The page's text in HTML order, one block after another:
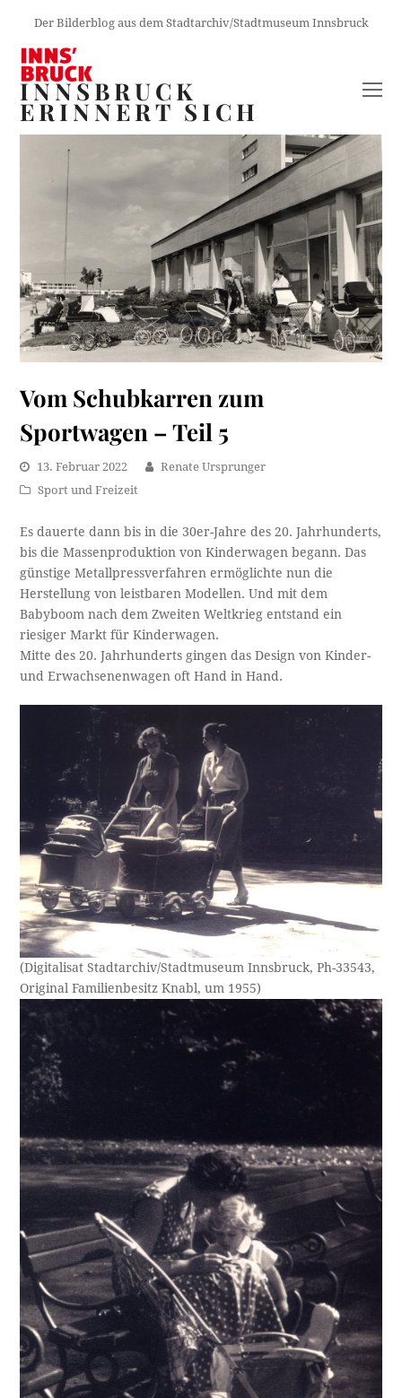
Der Bilderblog aus dem Stadtarchiv/Stadtmuseum Innsbruck
INNSBRUCK
ERINNERT SICH
Vom Schubkarren zum
Sportwagen – Teil 5
13. Februar 2022
Renate Ursprunger
Sport und Freizeit
Es dauerte dann bis in die 30er-Jahre des 20. Jahrhunderts,
bis die Massenproduktion von Kinderwagen begann. Das
günstige Metallpressverfahren ermöglichte nun die
Herstellung von leistbaren Modellen. Und mit dem
Babyboom nach dem Zweiten Weltkrieg entstand ein
riesiger Markt für Kinderwagen.
Mitte des 20. Jahrhunderts gingen das Design von Kinder-
und Erwachsenenwagen oft Hand in Hand.
(Digitalisat Stadtarchiv/Stadtmuseum Innsbruck, Ph-33543,
Original Familienbesitz Knabl, um 1955)